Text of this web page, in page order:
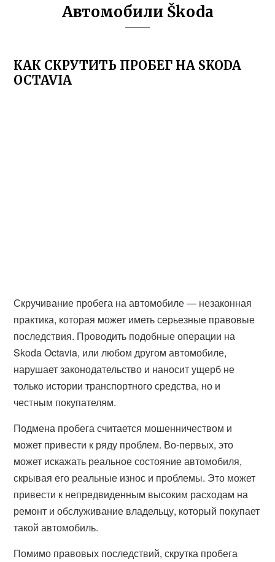
Автомобили Škoda
КАК СКРУТИТЬ ПРОБЕГ НА SKODA
OCTAVIA
Скручивание пробега на автомобиле — незаконная
практика, которая может иметь серьезные правовые
последствия. Проводить подобные операции на
Skoda Octavia, или любом другом автомобиле,
нарушает законодательство и наносит ущерб не
только истории транспортного средства, но и
честным покупателям.
Подмена пробега считается мошенничеством и
может привести к ряду проблем. Во-первых, это
может искажать реальное состояние автомобиля,
скрывая его реальные износ и проблемы. Это может
привести к непредвиденным высоким расходам на
ремонт и обслуживание владельцу, который покупает
такой автомобиль.
Помимо правовых последствий, скрутка пробега